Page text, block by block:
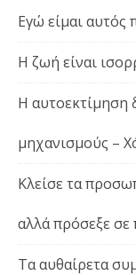
Εγώ είμαι αυτός
Η ζωή είναι
Η αυτοεκτίμηση
μηχανισμούς –
Κλείσε τα
αλλά πρόσεξε σε
Τα αυθαίρετα